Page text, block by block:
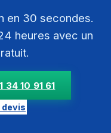
en 30 secondes.
heures avec un
34 10 91 61
devis